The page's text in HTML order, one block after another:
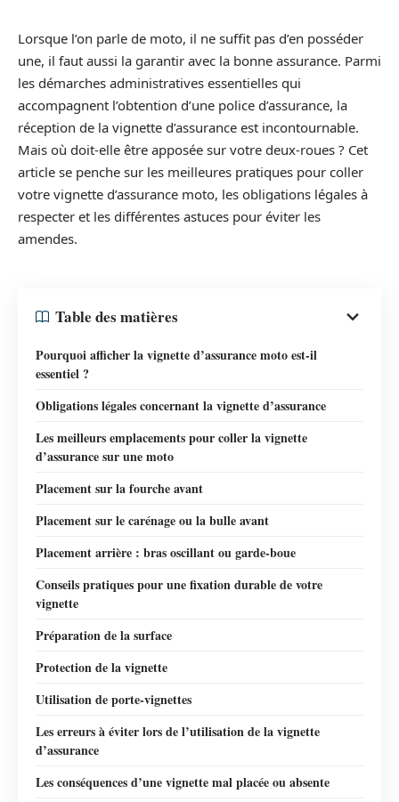
Lorsque l’on parle de moto, il ne suffit pas d’en posséder
une, il faut aussi la garantir avec la bonne assurance. Parmi
les démarches administratives essentielles qui
accompagnent l’obtention d’une police d’assurance, la
réception de la vignette d’assurance est incontournable.
Mais où doit-elle être apposée sur votre deux-roues ? Cet
article se penche sur les meilleures pratiques pour coller
votre vignette d’assurance moto, les obligations légales à
respecter et les différentes astuces pour éviter les
amendes.
Table des matières
Pourquoi afficher la vignette d’assurance moto est-il
essentiel ?
Obligations légales concernant la vignette d’assurance
Les meilleurs emplacements pour coller la vignette
d’assurance sur une moto
Placement sur la fourche avant
Placement sur le carénage ou la bulle avant
Placement arrière : bras oscillant ou garde-boue
Conseils pratiques pour une fixation durable de votre
vignette
Préparation de la surface
Protection de la vignette
Utilisation de porte-vignettes
Les erreurs à éviter lors de l’utilisation de la vignette
d’assurance
Les conséquences d’une vignette mal placée ou absente